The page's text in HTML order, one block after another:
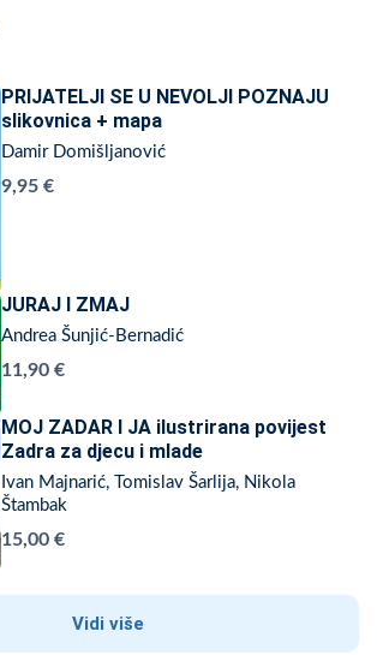
PRIJATELJI SE U NEVOLJI POZNAJU
slikovnica + mapa
Damir Domišljanović
9,95 €
JURAJ I ZMAJ
Andrea Šunjić-Bernadić
11,90 €
MOJ ZADAR I JA ilustrirana povijest
Zadra za djecu i mlade
Ivan Majnarić, Tomislav Šarlija, Nikola
Štambak
15,00 €
Vidi više